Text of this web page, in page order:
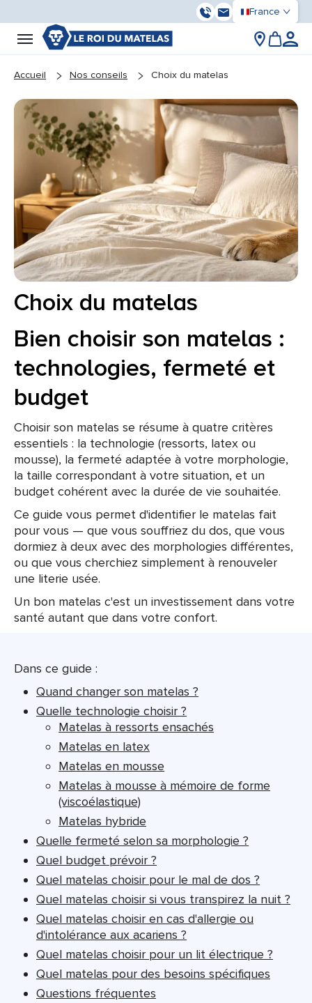
03 59 55 37 13
Contactez-nous
France
Accueil Nos conseils Choix du matelas
Choix du matelas
Bien choisir son matelas :
technologies, fermeté et
budget
Choisir son matelas se résume à quatre critères
essentiels : la technologie (ressorts, latex ou
mousse), la fermeté adaptée à votre morphologie,
la taille correspondant à votre situation, et un
budget cohérent avec la durée de vie souhaitée.
Ce guide vous permet d'identifier le matelas fait
pour vous — que vous souffriez du dos, que vous
dormiez à deux avec des morphologies différentes,
ou que vous cherchiez simplement à renouveler
une literie usée.
Un bon matelas c'est un investissement dans votre
santé autant que dans votre confort.
Dans ce guide :
Quand changer son matelas ?
Quelle technologie choisir ?
Matelas à ressorts ensachés
Matelas en latex
Matelas en mousse
Matelas à mousse à mémoire de forme
(viscoélastique)
Matelas hybride
Quelle fermeté selon sa morphologie ?
Quel budget prévoir ?
Quel matelas choisir pour le mal de dos ?
Quel matelas choisir si vous transpirez la nuit ?
Quel matelas choisir en cas d'allergie ou
d'intolérance aux acariens ?
Quel matelas choisir pour un lit électrique ?
Quel matelas pour des besoins spécifiques
Questions fréquentes